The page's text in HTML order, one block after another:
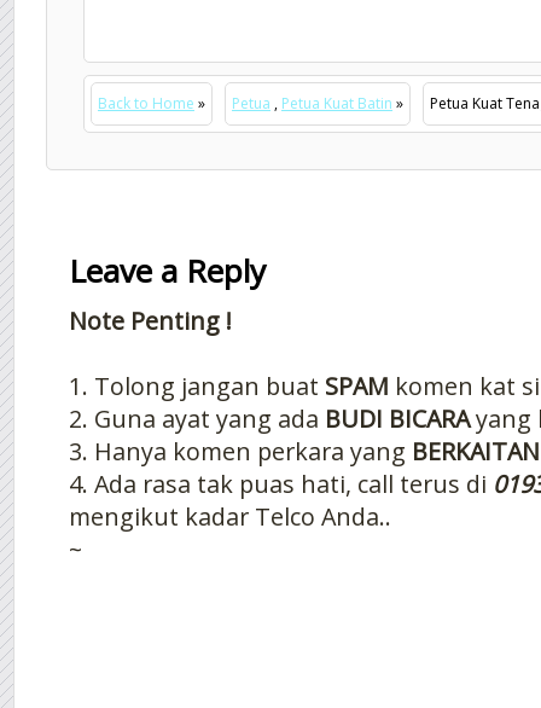
Back to Home » Petua , Petua Kuat Batin » Petua Kuat
Leave a Reply
Note Penting !
1. Tolong jangan buat SPAM komen kat
2. Guna ayat yang ada BUDI BICARAyang
3. Hanya komen perkara yang BERKAITAN
4. Ada rasa tak puas hati, call terus di
mengikut kadar Telco Anda..
~